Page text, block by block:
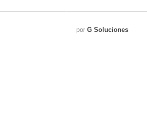
por G Soluciones